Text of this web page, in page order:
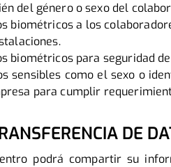
del género o sexo del
biométricos a los
biométricos para seguridad
sensibles como el sexo o
para cumplir
DE
podrá compartir su